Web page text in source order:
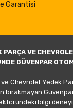
Garantisi
PARÇA VE
GÜVENPAR
Chevrolet Yedek
bilgi